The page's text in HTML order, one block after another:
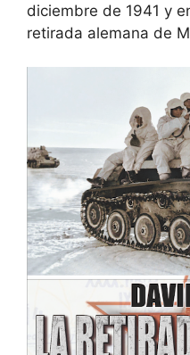
diciembre de 1941 y
retirada alemana de